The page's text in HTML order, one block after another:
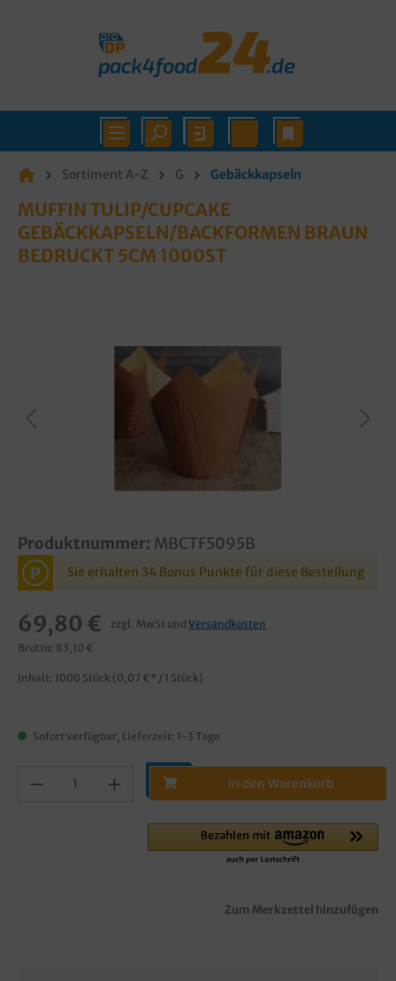
Sortiment A-Z G Gebäckkapseln
MUFFIN TULIP/CUPCAKE
GEBÄCKKAPSELN/BACKFORMEN BRAUN
BEDRUCKT 5CM 1000ST
Produktnummer: MBCTF5095B
P Sie erhalten 34 Bonus Punkte für diese Bestellung
69,80 € zzgl. MwSt und Versandkosten
Brutto: 83,10 €
Inhalt: 1000 Stück (0,07 €* / 1 Stück)
Sofort verfügbar, Lieferzeit: 1-3 Tage
In den Warenkorb
Zum Merkzettel hinzufügen